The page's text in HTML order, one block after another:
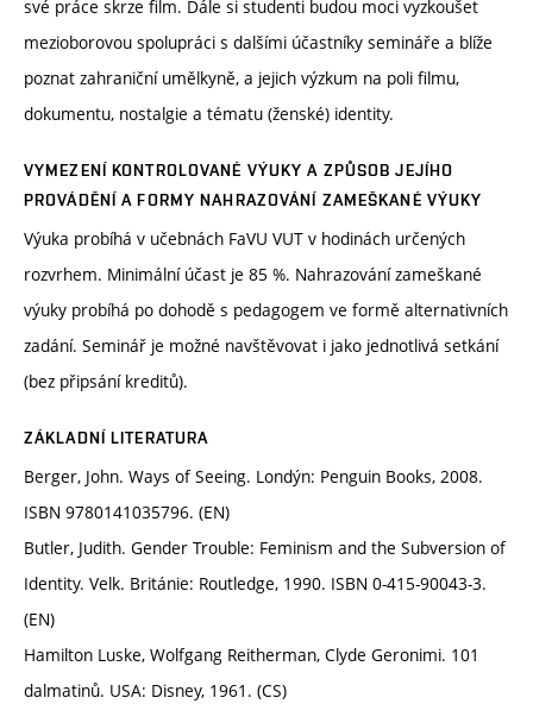
své práce skrze film. Dále si studenti budou moci vyzkoušet
mezioborovou spolupráci s dalšími účastníky semináře a blíže
poznat zahraniční umělkyně, a jejich výzkum na poli filmu,
dokumentu, nostalgie a tématu (ženské) identity.
VYMEZENÍ KONTROLOVANÉ VÝUKY A ZPŮSOB JEJÍHO
PROVÁDĚNÍ A FORMY NAHRAZOVÁNÍ ZAMEŠKANÉ VÝUKY
Výuka probíhá v učebnách FaVU VUT v hodinách určených
rozvrhem. Minimální účast je 85 %. Nahrazování zameškané
výuky probíhá po dohodě s pedagogem ve formě alternativních
zadání. Seminář je možné navštěvovat i jako jednotlivá setkání
(bez připsání kreditů).
ZÁKLADNÍ LITERATURA
Berger, John. Ways of Seeing. Londýn: Penguin Books, 2008.
ISBN 9780141035796. (EN)
Butler, Judith. Gender Trouble: Feminism and the Subversion of
Identity. Velk. Británie: Routledge, 1990. ISBN 0-415-90043-3.
(EN)
Hamilton Luske, Wolfgang Reitherman, Clyde Geronimi. 101
dalmatinů. USA: Disney, 1961. (CS)